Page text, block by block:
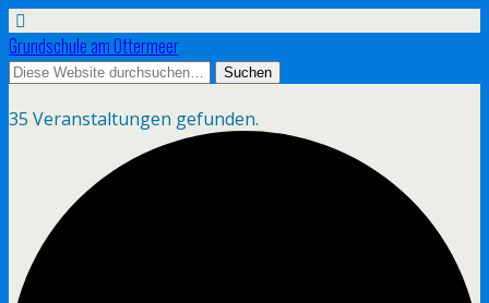
Grundschule am Ottermeer
35 Veranstaltungen gefunden.